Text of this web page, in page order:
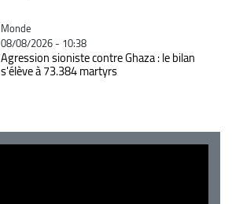
Catégorie
Monde
08/08/2026 - 10:38
Agression sioniste contre Ghaza : le bilan
s'élève à 73.384 martyrs